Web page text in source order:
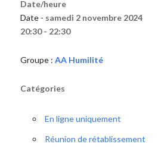
Date/heure
Date - samedi 2 novembre 2024
20:30 - 22:30
Groupe : AA Humilité
Catégories
En ligne uniquement
Réunion de rétablissement